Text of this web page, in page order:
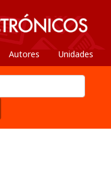
Autores Unidades